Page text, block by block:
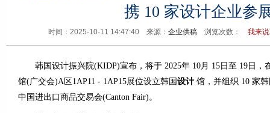
携 10 家设计企业参
时间：2025-10-11 14:47:40 来源： 企业供稿 浏览次数： 我来
韩国设计振兴院(KIDP)宣布，将于 2025年 10月 15日至 19日，
馆(广交会)A区1AP11 - 1AP15展位设立韩国 设计 馆，并组织 10 家
中国进出口商品交易会(Canton Fair)。